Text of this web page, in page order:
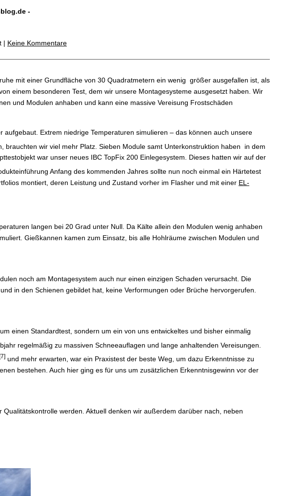
-
| Keine Kommentare
mit einer Grundfläche von 30 Quadratmetern ein wenig größer ausgefallen ist, als
einem besonderen Test, dem wir unsere Montagesysteme ausgesetzt haben. Wir
und Modulen anhaben und kann eine massive Vereisung Frostschäden
Extrem niedrige Temperaturen simulieren – das können auch unsere
brauchten wir viel mehr Platz. Sieben Module samt Unterkonstruktion haben in dem
war unser neues IBC TopFix 200 Einlegesystem. Dieses hatten wir auf der
Anfang des kommenden Jahres sollte nun noch einmal ein Härtetest
montiert, deren Leistung und Zustand vorher im Flasher und mit einer EL-
langen bei 20 Grad unter Null. Da Kälte allein den Modulen wenig anhaben
Gießkannen kamen zum Einsatz, bis alle Hohlräume zwischen Modulen und
noch am Montagesystem auch nur einen einzigen Schaden verursacht. Die
in den Schienen gebildet hat, keine Verformungen oder Brüche hervorgerufen.
einen Standardtest, sondern um ein von uns entwickeltes und bisher einmalig
regelmäßig zu massiven Schneeauflagen und lange anhaltenden Vereisungen.
[7]und mehr erwarten, war ein Praxistest der beste Weg, um dazu Erkenntnisse zu
bestehen. Auch hier ging es für uns um zusätzlichen Erkenntnisgewinn vor der
werden. Aktuell denken wir außerdem darüber nach, neben